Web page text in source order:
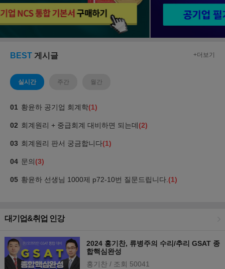
대기업&취업 인강
2024 홍기찬, 류병주의 수리/추리 GSAT 종
합핵심완성
홍기찬 / 조회 50041